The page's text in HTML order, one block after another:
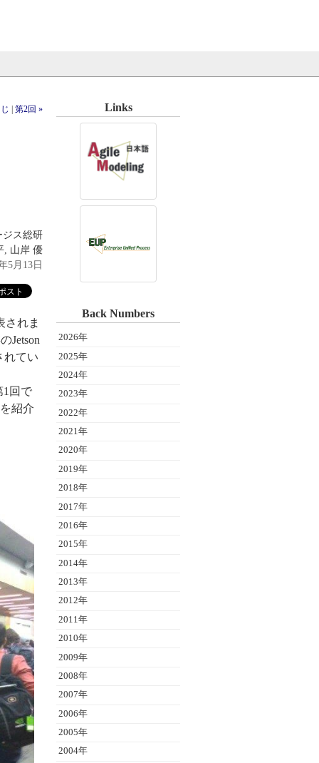
第2回 »
ジス総研
, 山岸 優
5月13日
されま
Jetson
れてい
1回で
紹介
Links
Back Numbers
2026年
2025年
2024年
2023年
2022年
2021年
2020年
2019年
2018年
2017年
2016年
2015年
2014年
2013年
2012年
2011年
2010年
2009年
2008年
2007年
2006年
2005年
2004年